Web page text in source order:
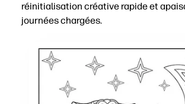
réinitialisation créative rapide et
journées chargées.
Zéro préparation : imprimez et
Le tracé détaillé des lignes
De la salle de classe au canapé -
Imprimez à nouveau lorsque vous